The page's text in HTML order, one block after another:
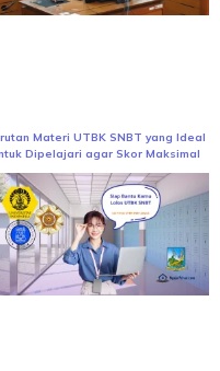
Materi UTBK SNBT yang Ideal
Dipelajari agar Skor Maksimal